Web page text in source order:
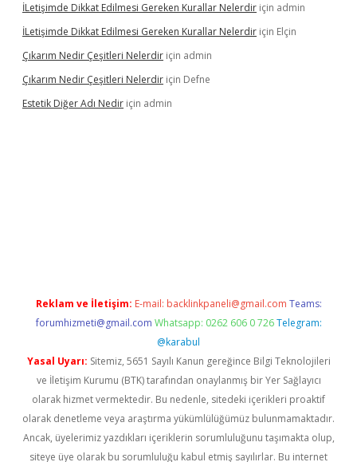
İLetişimde Dikkat Edilmesi Gereken Kurallar Nelerdir için admin
İLetişimde Dikkat Edilmesi Gereken Kurallar Nelerdir için Elçin
Çıkarım Nedir Çeşitleri Nelerdir için admin
Çıkarım Nedir Çeşitleri Nelerdir için Defne
Estetik Diğer Adı Nedir için admin
Reklam ve İletişim: E-mail: backlinkpaneli@gmail.com Teams:
forumhizmeti@gmail.com Whatsapp: 0262 606 0 726 Telegram:
@karabul
Yasal Uyarı: Sitemiz, 5651 Sayılı Kanun gereğince Bilgi Teknolojileri
ve İletişim Kurumu (BTK) tarafından onaylanmış bir Yer Sağlayıcı
olarak hizmet vermektedir. Bu nedenle, sitedeki içerikleri proaktif
olarak denetleme veya araştırma yükümlülüğümüz bulunmamaktadır.
Ancak, üyelerimiz yazdıkları içeriklerin sorumluluğunu taşımakta olup,
siteye üye olarak bu sorumluluğu kabul etmiş sayılırlar. Bu internet